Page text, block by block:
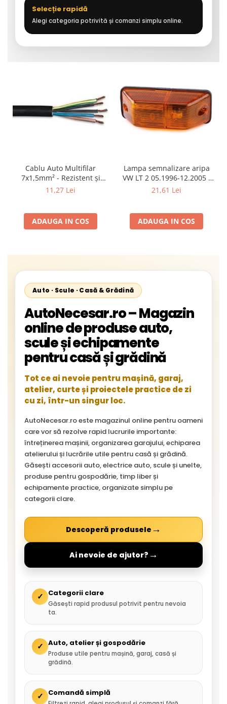
Selecție rapidă
Alegi categoria potrivită și comanzi simplu online.
Cablu Auto Multifilar
7x1,5mm² - Rezistent și
Flexibil pentru Remorci 12V-
11,27 Lei
ADAUGA IN COS
Lampa semnalizare aripa
VW LT 2 05.1996-12.2005 ;
Mercedes Sprinter 1995-
Neoplan Euroliner,
Starliner,Centroliner,
21,61 Lei
ADAUGA IN COS
Auto · Scule · Casă & Grădină
AutoNecesar.ro – Magazin
online de produse auto,
scule și echipamente
pentru casă și grădină
Tot ce ai nevoie pentru mașină, garaj,
atelier, curte și proiectele practice de zi
cu zi, într-un singur loc.
AutoNecesar.ro este magazinul online pentru oameni
care vor să rezolve rapid lucrurile importante:
întreținerea mașinii, organizarea garajului, echiparea
atelierului și lucrările utile pentru casă și grădină.
Găsești accesorii auto, electrice auto, scule și unelte,
produse pentru gospodărie, timp liber și
echipamente practice, organizate simplu pe
categorii clare.
Descoperă produsele →
Ai nevoie de ajutor? →
✓ Categorii clare
Găsești rapid produsul potrivit pentru nevoia
ta.
✓ Auto, atelier și gospodărie
Produse utile pentru mașină, garaj, casă și
grădină.
✓ Comandă simplă